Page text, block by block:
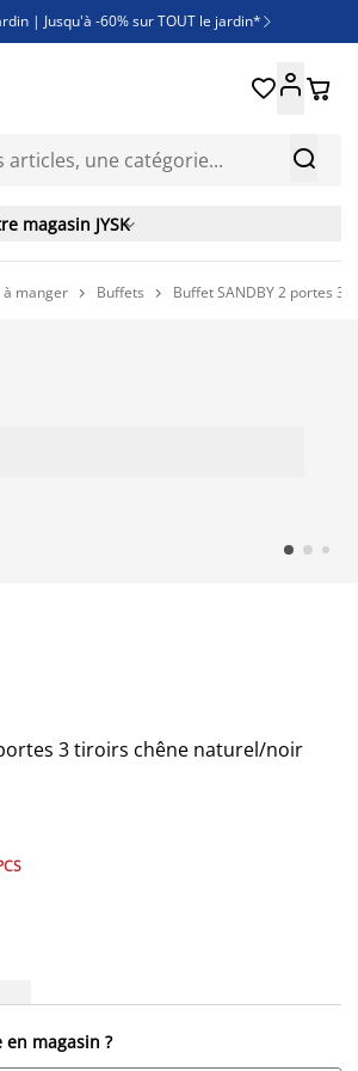
| Jusqu'à -60% sur TOUT le jardin* 
-50% sur une sélection literie
les nouveautés de la collection

 
magasin JYSK
à manger  Buffets  Buffet SANDBY 2 portes 3
3 tiroirs chêne naturel/noir
en magasin ?